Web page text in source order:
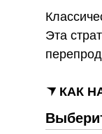
Эта
КАК